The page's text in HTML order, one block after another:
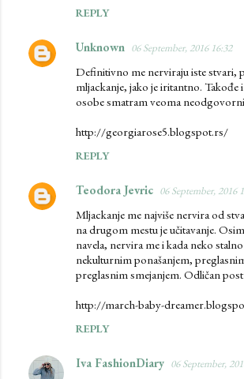
REPLY
Unknown 06 September, 2016 16:32
Definitivno me nerviraju iste stvari,
mljackanje, jako je iritantno. Takođe
osobe smatram veoma
http://georgiarose5.blogspot.rs/
REPLY
Teodora Jevric 06 September, 2016
Mljackanje me najviše nervira od
na drugom mestu je učitavanje.
navela, nervira me i kada neko
nekulturnim ponašanjem,
preglasnim smejanjem. Odličan
http://march-baby-
REPLY
Iva FashionDiary 06 September,